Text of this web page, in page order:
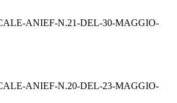
ANIEF-N.21-DEL-30-MAGGIO-
ANIEF-N.20-DEL-23-MAGGIO-